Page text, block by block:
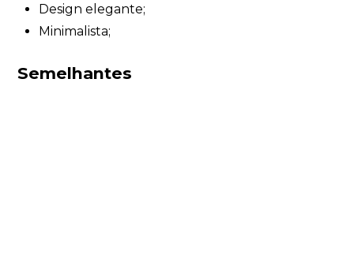
Design elegante;
Minimalista;
Semelhantes